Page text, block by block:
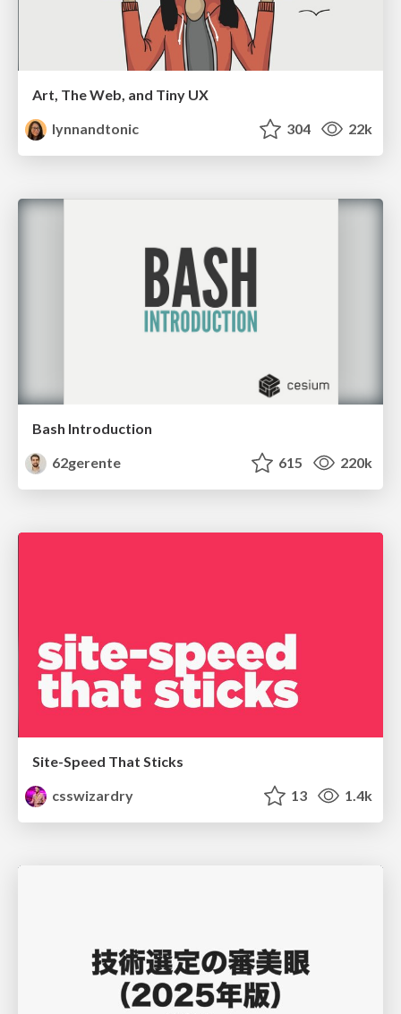
Art, The Web, and Tiny UX
lynnandtonic
304 22k
Bash Introduction
62gerente
615 220k
Site-Speed That Sticks
csswizardry
13 1.4k